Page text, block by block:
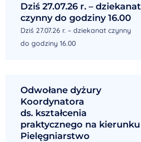
Dziś 27.07.26 r. – dziekanat
czynny do godziny 16.00
Dziś 27.07.26 r. – dziekanat czynny
do godziny 16.00
Odwołane dyżury
Koordynatora
ds. kształcenia
praktycznego na kierunku
Pielęgniarstwo